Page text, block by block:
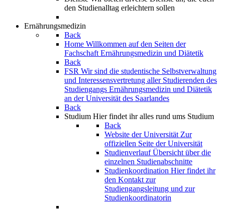
den Studienalltag erleichtern sollen
Ernährungsmedizin
Back
Home Willkommen auf den Seiten der
Fachschaft Ernährungsmedizin und Diätetik
Back
FSR Wir sind die studentische Selbstverwaltung
und Interessensvertretung aller Studierenden des
Studiengangs Ernährungsmedizin und Diätetik
an der Universität des Saarlandes
Back
Studium Hier findet ihr alles rund ums Studium
Back
Website der Universität Zur
offiziellen Seite der Universität
Studienverlauf Übersicht über die
einzelnen Studienabschnitte
Studienkoordination Hier findet ihr
den Kontakt zur
Studiengangsleitung und zur
Studienkoordinatorin